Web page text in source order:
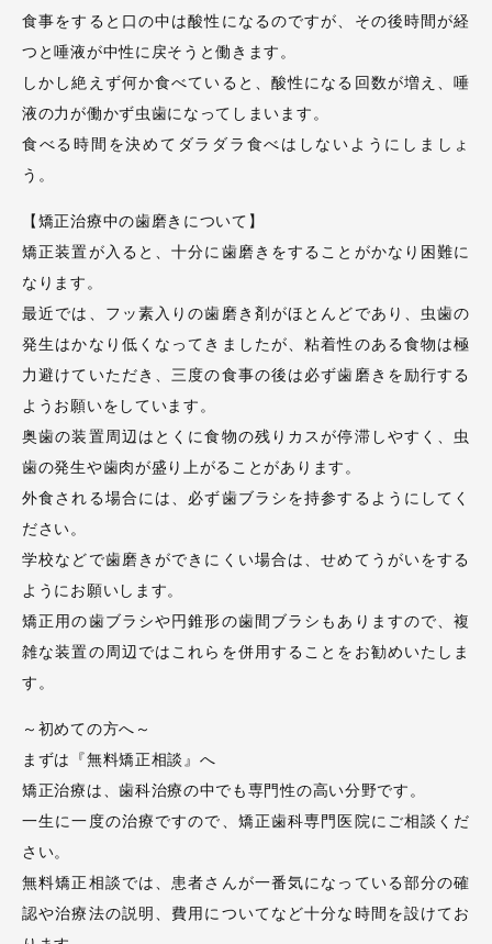
食事をすると口の中は酸性になるのですが、その後時間が経
つと唾液が中性に戻そうと働きます。
しかし絶えず何か食べていると、酸性になる回数が増え、唾
液の力が働かず虫歯になってしまいます。
食べる時間を決めてダラダラ食べはしないようにしましょ
う。
【矯正治療中の歯磨きについて】
矯正装置が入ると、十分に歯磨きをすることがかなり困難に
なります。
最近では、フッ素入りの歯磨き剤がほとんどであり、虫歯の
発生はかなり低くなってきましたが、粘着性のある食物は極
力避けていただき、三度の食事の後は必ず歯磨きを励行する
ようお願いをしています。
奥歯の装置周辺はとくに食物の残りカスが停滞しやすく、虫
歯の発生や歯肉が盛り上がることがあります。
外食される場合には、必ず歯ブラシを持参するようにしてく
ださい。
学校などで歯磨きができにくい場合は、せめてうがいをする
ようにお願いします。
矯正用の歯ブラシや円錐形の歯間ブラシもありますので、複
雑な装置の周辺ではこれらを併用することをお勧めいたしま
す。
～初めての方へ～
まずは『無料矯正相談』へ
矯正治療は、歯科治療の中でも専門性の高い分野です。
一生に一度の治療ですので、矯正歯科専門医院にご相談くだ
さい。
無料矯正相談では、患者さんが一番気になっている部分の確
認や治療法の説明、費用についてなど十分な時間を設けてお